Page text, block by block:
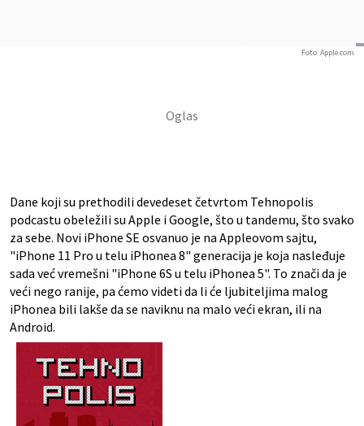
Foto: Apple.com
Dane koji su prethodili devedeset četvrtom Tehnopolis
podcastu obeležili su Apple i Google, što u tandemu, što svako
za sebe. Novi iPhone SE osvanuo je na Appleovom sajtu,
"iPhone 11 Pro u telu iPhonea 8" generacija je koja nasleđuje
sada već vremešni "iPhone 6S u telu iPhonea 5". To znači da je
veći nego ranije, pa ćemo videti da li će ljubiteljima malog
iPhonea bili lakše da se naviknu na malo veći ekran, ili na
Android.